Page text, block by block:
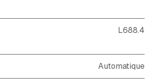
L688.4
Automatique